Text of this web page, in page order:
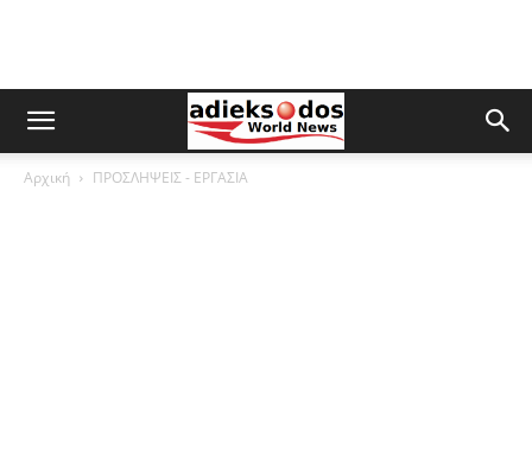
Αρχική ΠΡΟΣΛΗΨΕΙΣ - ΕΡΓΑΣΙΑ